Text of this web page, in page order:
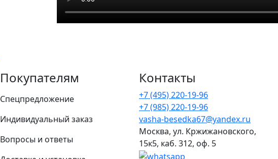
Покупателям
Спецпредложение
Индивидуальный заказ
Вопросы и ответы
Контакты
+7 (495) 220-19-96
+7 (985) 220-19-96
vasha-besedka67@yandex.ru
Москва, ул. Кржижановского,
15к5, каб. 312, оф. 5